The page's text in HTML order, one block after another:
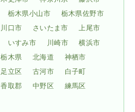
栃木県小山市
栃木県佐野市
川口市 さいたま市
上尾市
いすみ市 川崎市
横浜市
栃木県 北海道
神栖市
足立区 古河市
白子町
香取郡 中野区
練馬区